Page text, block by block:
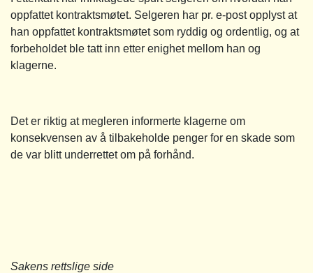
oppfattet kontraktsmøtet. Selgeren har pr. e-post opplyst at
han oppfattet kontraktsmøtet som ryddig og ordentlig, og at
forbeholdet ble tatt inn etter enighet mellom han og
klagerne.
Det er riktig at megleren informerte klagerne om
konsekvensen av å tilbakeholde penger for en skade som
de var blitt underrettet om på forhånd.
Sakens rettslige side